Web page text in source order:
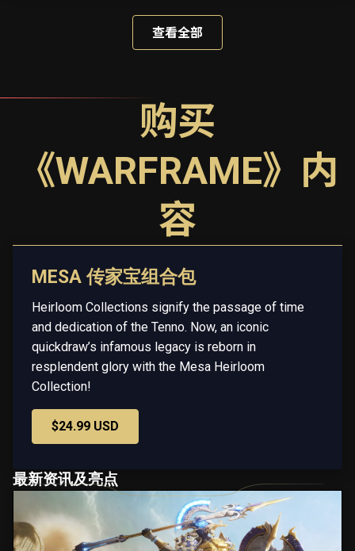
查看全部
购买
《WARFRAME》内
容
MESA 传家宝组合包
Heirloom Collections signify the passage of time
and dedication of the Tenno. Now, an iconic
quickdraw’s infamous legacy is reborn in
resplendent glory with the Mesa Heirloom
Collection!
$24.99 USD
最新资讯及亮点